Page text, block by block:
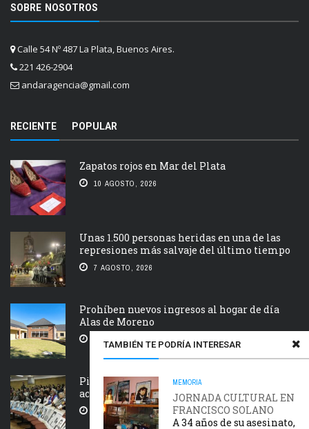
TAMBIÉN TE PODRÍA INTERESAR
MEMORIA
JORNADA CULTURAL EN
FRANCISCO SOLANO
A 34 años de su asesinato,
SOBRE NOSOTROS
Calle 54 Nº 487 La Plata, Buenos Aires.
221 426-2904
andaragencia@gmail.com
RECIENTE POPULAR
Zapatos rojos en Mar del Plata
10 AGOSTO, 2026
Unas 1.500 personas heridas en una de las
represiones más salvaje del último tiempo
7 AGOSTO, 2026
Prohíben nuevos ingresos al hogar de día
Alas de Moreno
5 AGOSTO, 2026
Piden que el Tribunal Federal 2 de Rosario
acelere el juicio Saint Amant IV
5 AGOSTO, 2026